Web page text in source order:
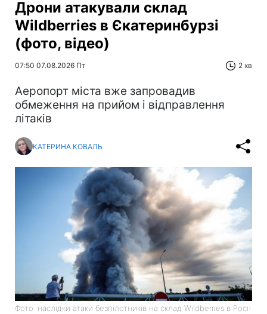
Дрони атакували склад
Wildberries в Єкатеринбурзі
(фото, відео)
07:50 07.08.2026 Пт 2 хв
Аеропорт міста вже запровадив
обмеження на прийом і відправлення
літаків
КАТЕРИНА КОВАЛЬ
Фото: наслідки атаки безпілотників на склад Wildberries в Росії